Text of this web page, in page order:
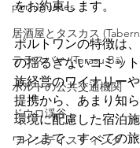
portugueses
居酒屋とタスカス
テラスバー (Terasu Bā)
ポルトの公共交通機関
ドウロ渓谷
ワインテイスティング
をお約束します。
ポルトワンの特徴は
の揺るぎないコミッ
族経営のワイナリー
提携から、あまり知
環境に配慮した宿泊
ョンまで、すべての